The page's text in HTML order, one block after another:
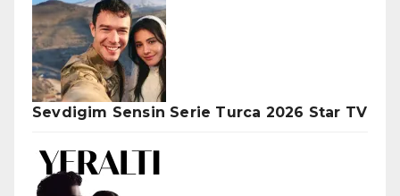
Sevdigim Sensin Serie Turca 2026 Star TV